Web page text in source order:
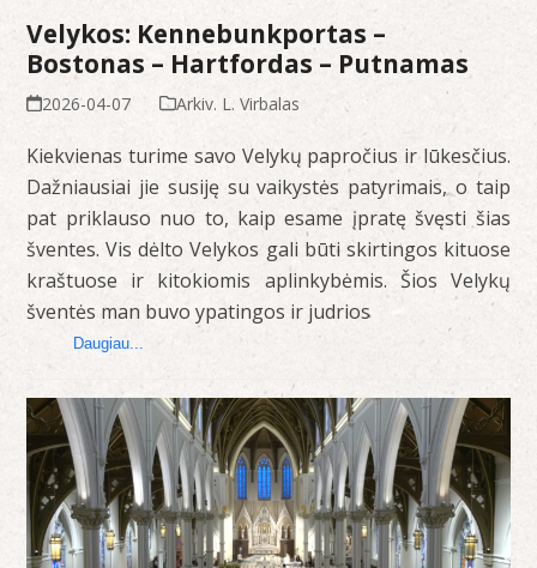
Velykos: Kennebunkportas –
Bostonas – Hartfordas – Putnamas
2026-04-07 Arkiv. L. Virbalas
Kiekvienas turime savo Velykų papročius ir lūkesčius.
Dažniausiai jie susiję su vaikystės patyrimais, o taip
pat priklauso nuo to, kaip esame įpratę švęsti šias
šventes. Vis dėlto Velykos gali būti skirtingos kituose
kraštuose ir kitokiomis aplinkybėmis. Šios Velykų
šventės man buvo ypatingos ir judrios
Daugiau...